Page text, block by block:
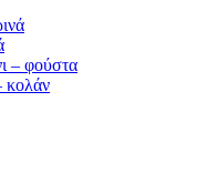
– φούστα
κολάν